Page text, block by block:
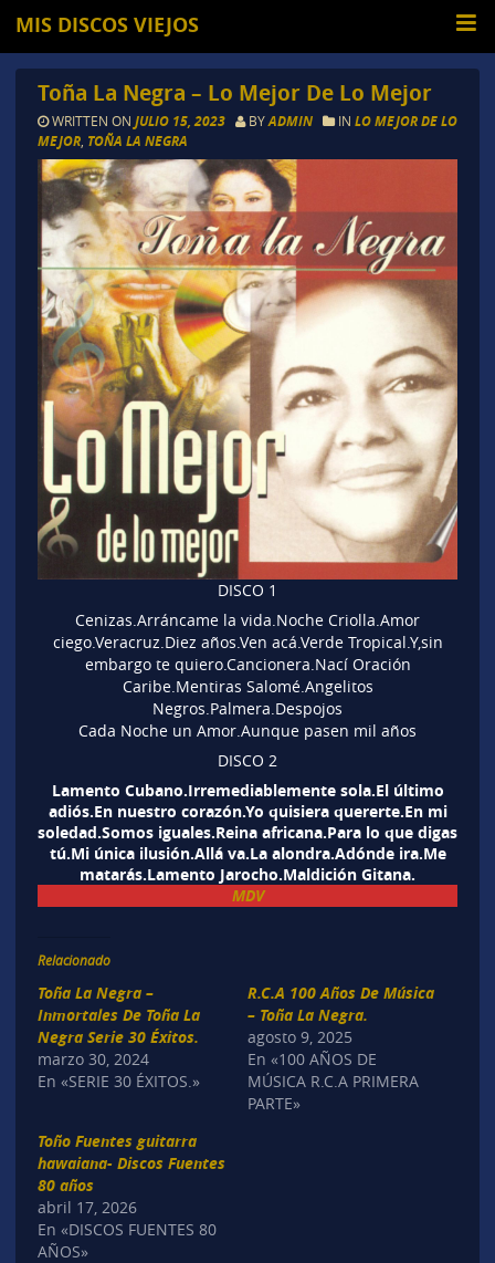
MIS DISCOS VIEJOS
Toña La Negra – Lo Mejor De Lo Mejor
WRITTEN ON JULIO 15, 2023 BYADMIN IN LO MEJOR DE LO
MEJOR, TOÑA LA NEGRA
DISCO 1
Cenizas.Arráncame la vida.Noche Criolla.Amor
ciego.Veracruz.Diez años.Ven acá.Verde Tropical.Y,sin
embargo te quiero.Cancionera.Nací Oración
Caribe.Mentiras Salomé.Angelitos
Negros.Palmera.Despojos
Cada Noche un Amor.Aunque pasen mil años
DISCO 2
Lamento Cubano.Irremediablemente sola.El último
adiós.En nuestro corazón.Yo quisiera quererte.En mi
soledad.Somos iguales.Reina africana.Para lo que digas
tú.Mi única ilusión.Allá va.La alondra.Adónde ira.Me
matarás.Lamento Jarocho.Maldición Gitana.
MDV
Relacionado
Toña La Negra –
Inmortales De Toña La
Negra Serie 30 Éxitos.
marzo 30, 2024
En «SERIE 30 ÉXITOS.»
R.C.A 100 Años De Música
– Toña La Negra.
agosto 9, 2025
En «100 AÑOS DE
MÚSICA R.C.A PRIMERA
PARTE»
Toño Fuentes guitarra
hawaiana- Discos Fuentes
80 años
abril 17, 2026
En «DISCOS FUENTES 80
AÑOS»